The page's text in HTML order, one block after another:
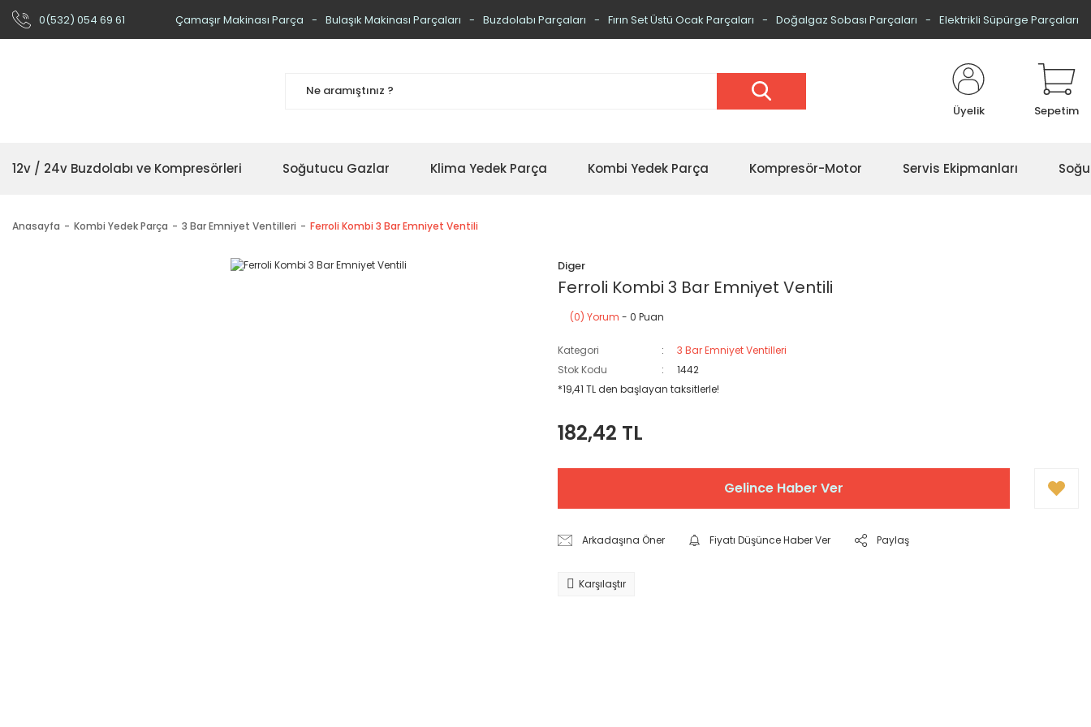
0(532) 054 69 61 Çamaşır Makinası Parça Bulaşık Makinası Parçaları Buzdolabı Parçaları Fırın Set Üstü Ocak Parçaları Doğalgaz Sobası Parçaları Elektrikli Süpürge Parçaları
Üyelik Sepetim
12v / 24v Buzdolabı ve Kompresörleri Soğutucu Gazlar Klima Yedek Parça Kombi Yedek Parça Kompresör-Motor Servis Ekipmanları
Anasayfa Kombi Yedek Parça 3 Bar Emniyet Ventilleri Ferroli Kombi 3 Bar Emniyet Ventili
Diger
Ferroli Kombi 3 Bar Emniyet Ventili
(0) Yorum - 0 Puan
Kategori
3 Bar Emniyet Ventilleri
Stok Kodu
1442
*19,41 TL den başlayan taksitlerle!
182,42 TL
Gelince Haber Ver
Arkadaşına Öner Fiyatı Düşünce Haber Ver Paylaş
Karşılaştır